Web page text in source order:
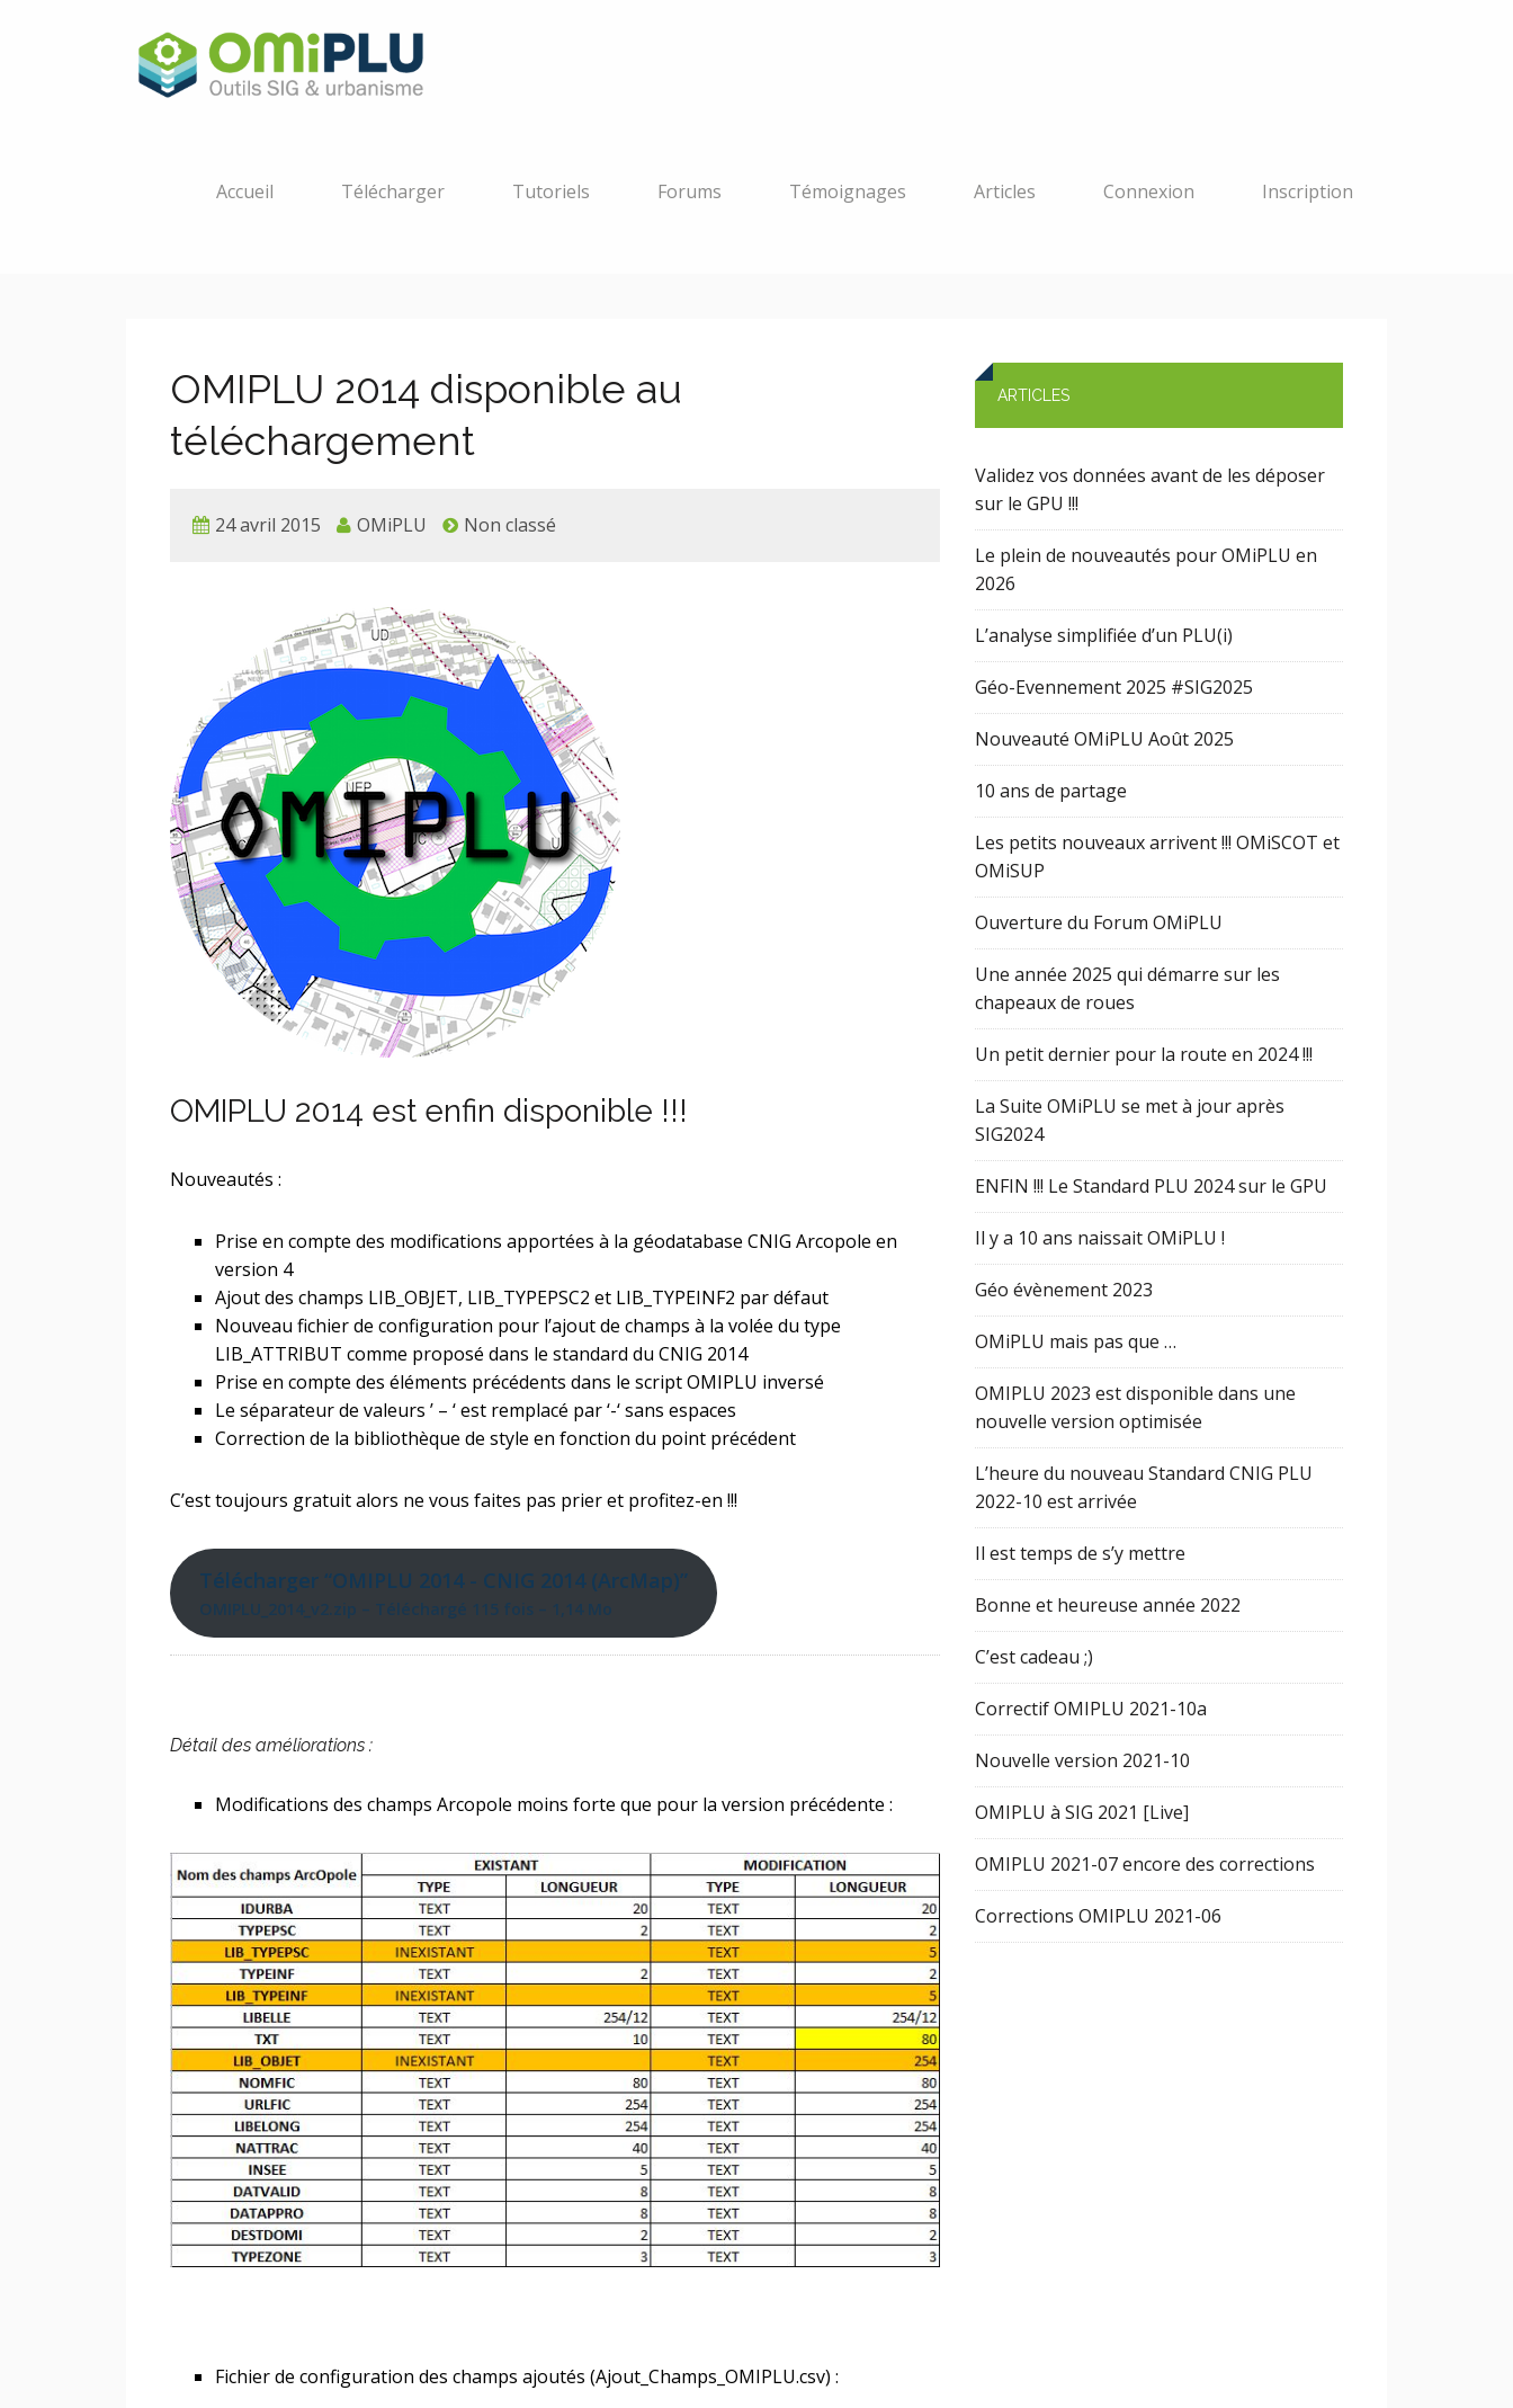
Accueil Télécharger Tutoriels Forums Témoignages Articles Connexion Inscription
OMIPLU 2014 disponible au
téléchargement
24 avril 2015 OMiPLU Non classé
OMIPLU 2014 est enfin disponible !!!
Nouveautés :
Prise en compte des modifications apportées à la géodatabase CNIG Arcopole en
version 4
Ajout des champs LIB_OBJET, LIB_TYPEPSC2 et LIB_TYPEINF2 par défaut
Nouveau fichier de configuration pour l’ajout de champs à la volée du type
LIB_ATTRIBUT comme proposé dans le standard du CNIG 2014
Prise en compte des éléments précédents dans le script OMIPLU inversé
Le séparateur de valeurs ’ – ‘ est remplacé par ‘-‘ sans espaces
Correction de la bibliothèque de style en fonction du point précédent
C’est toujours gratuit alors ne vous faites pas prier et profitez-en !!!
Télécharger “OMIPLU 2014 - CNIG 2014 (ArcMap)”
OMIPLU_2014_v2.zip – Téléchargé 115 fois – 1,14 Mo
Détail des améliorations :
Modifications des champs Arcopole moins forte que pour la version précédente :
Fichier de configuration des champs ajoutés (Ajout_Champs_OMIPLU.csv) :
ARTICLES
Validez vos données avant de les déposer
sur le GPU !!!
Le plein de nouveautés pour OMiPLU en
2026
L’analyse simplifiée d’un PLU(i)
Géo-Evennement 2025 #SIG2025
Nouveauté OMiPLU Août 2025
10 ans de partage
Les petits nouveaux arrivent !!! OMiSCOT et
OMiSUP
Ouverture du Forum OMiPLU
Une année 2025 qui démarre sur les
chapeaux de roues
Un petit dernier pour la route en 2024 !!!
La Suite OMiPLU se met à jour après
SIG2024
ENFIN !!! Le Standard PLU 2024 sur le GPU
Il y a 10 ans naissait OMiPLU !
Géo évènement 2023
OMiPLU mais pas que …
OMIPLU 2023 est disponible dans une
nouvelle version optimisée
L’heure du nouveau Standard CNIG PLU
2022-10 est arrivée
Il est temps de s’y mettre
Bonne et heureuse année 2022
C’est cadeau ;)
Correctif OMIPLU 2021-10a
Nouvelle version 2021-10
OMIPLU à SIG 2021 [Live]
OMIPLU 2021-07 encore des corrections
Corrections OMIPLU 2021-06